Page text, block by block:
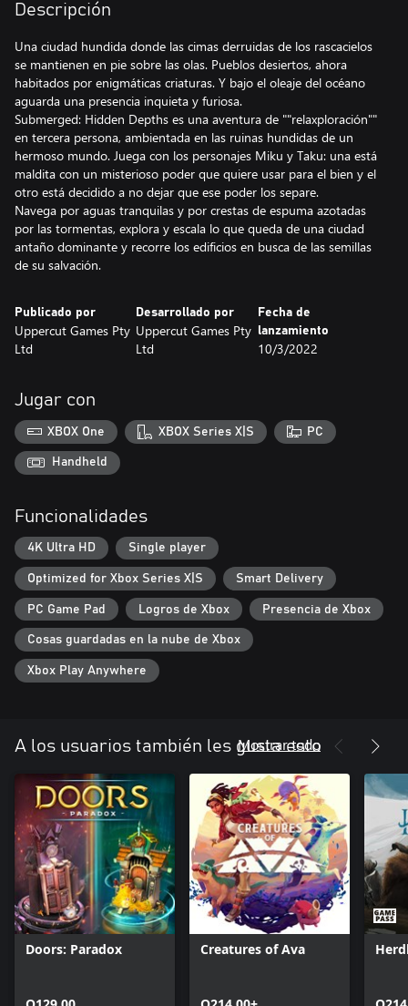
Descripción
Una ciudad hundida donde las cimas derruidas de los rascacielos
se mantienen en pie sobre las olas. Pueblos desiertos, ahora
habitados por enigmáticas criaturas. Y bajo el oleaje del océano
aguarda una presencia inquieta y furiosa.
Submerged: Hidden Depths es una aventura de ""relaxploración""
en tercera persona, ambientada en las ruinas hundidas de un
hermoso mundo. Juega con los personajes Miku y Taku: una está
maldita con un misterioso poder que quiere usar para el bien y el
otro está decidido a no dejar que ese poder los separe.
Navega por aguas tranquilas y por crestas de espuma azotadas
por las tormentas, explora y escala lo que queda de una ciudad
antaño dominante y recorre los edificios en busca de las semillas
de su salvación.
Publicado por
Uppercut Games Pty
Ltd
Desarrollado por
Uppercut Games Pty
Ltd
Fecha de
lanzamiento
10/3/2022
Jugar con
XBOX One XBOX Series X|S PC
Handheld
Funcionalidades
4K Ultra HD Single player
Optimized for Xbox Series X|S Smart Delivery
PC Game Pad Logros de Xbox Presencia de Xbox
Cosas guardadas en la nube de Xbox
Xbox Play Anywhere
A los usuarios también les gusta esto
Mostrar todo
Doors: Paradox Creatures of Ava